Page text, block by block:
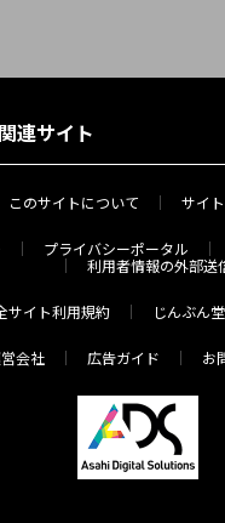
連サイト
このサイトについて サイ
プライバシーポータル
利用者情報の外部送
サイト利用規約 じんぶん
会社 広告ガイド お